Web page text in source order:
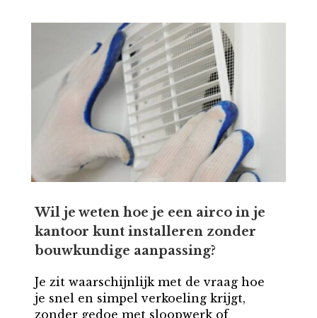
Wil je weten hoe je een airco in je
kantoor kunt installeren zonder
bouwkundige aanpassing?
Je zit waarschijnlijk met de vraag hoe
je snel en simpel verkoeling krijgt,
zonder gedoe met sloopwerk of